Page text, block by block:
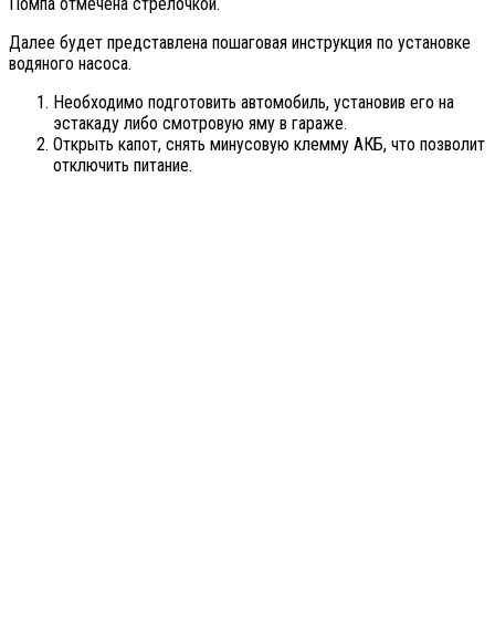
Далее будет представлена пошаговая инструкция по установке
водяного насоса.
Необходимо подготовить автомобиль, установив его на
эстакаду либо смотровую яму в гараже.
Открыть капот, снять минусовую клемму АКБ, что позволит
отключить питание.